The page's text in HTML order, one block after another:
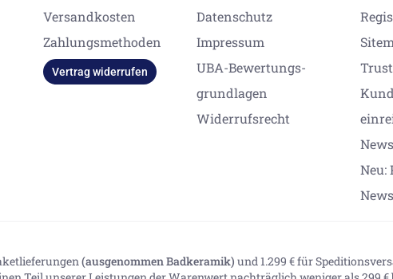
Versandkosten
Zahlungsmethoden
Vertrag widerrufen
Datenschutz
Impressum
UBA-Bewertungs-
grundlagen
Widerrufsrecht
Neu:
(ausgenommen Badkeramik) und 1.299 € für